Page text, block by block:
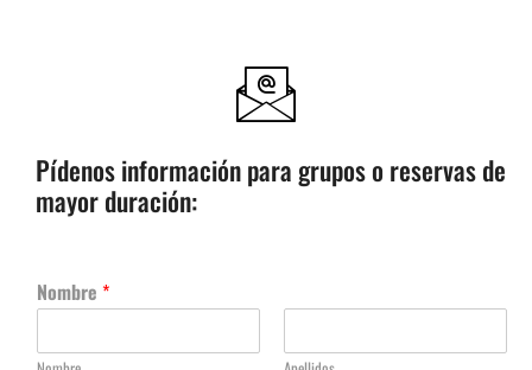
Pídenos información para grupos o reservas de
mayor duración:
Nombre *